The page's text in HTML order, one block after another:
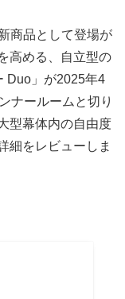
商品として登場が
高める、自立型の
Duo」が2025年4
ナールームと切り
型幕体内の自由度
細をレビューしま